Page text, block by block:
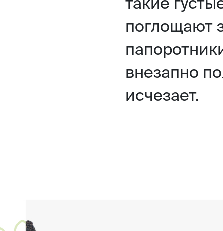
поглощают
внезапно
исчезает.